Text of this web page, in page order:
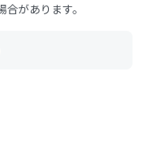
があります。